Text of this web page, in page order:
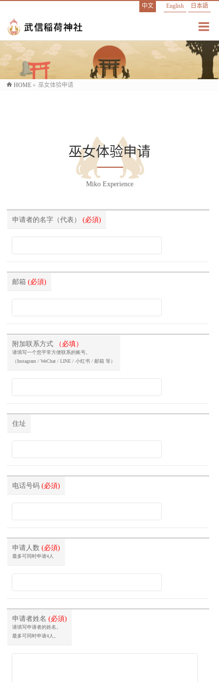
日本語
English
中文
HOME » 巫女体验申请
巫女体验申请
Miko Experience
申请者的名字（代表）(必須)
邮箱 (必須)
附加联系方式 （必填）
请填写一个您平常方便联系的账号。
（Instagram / WeChat / LINE / 小红书 / 邮箱 等）
住址
电话号码(必須)
申请人数(必須)
最多可同时申请4人
申请者姓名(必須)
请填写申请者的姓名。
最多可同时申请4人。